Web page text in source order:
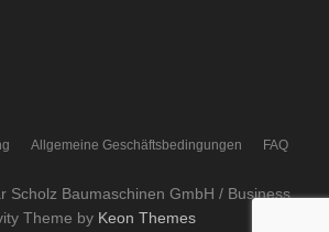
Allgemeine Geschäftsbedingungen FAQ
Scholz Baumaschinen GmbH / Business
Theme by Keon Themes